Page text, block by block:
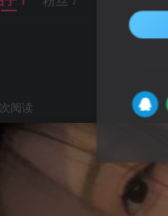
阅读